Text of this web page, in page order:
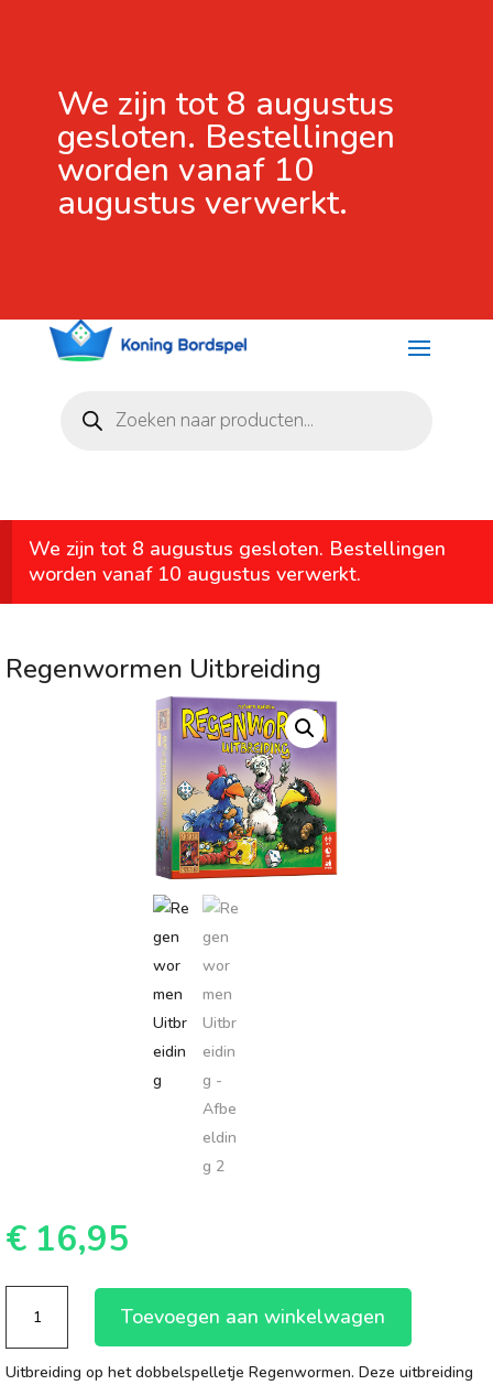
We zijn tot 8 augustus
gesloten. Bestellingen
worden vanaf 10
augustus verwerkt.
zoeken
We zijn tot 8 augustus gesloten. Bestellingen
worden vanaf 10 augustus verwerkt.
Regenwormen Uitbreiding
€ 16,95
Regenwormen
Uitbreiding
aantal
Toevoegen aan winkelwagen
Uitbreiding op het dobbelspelletje Regenwormen. Deze uitbreiding